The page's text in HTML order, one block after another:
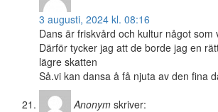
3 augusti, 2024 kl. 08:16
Dans är friskvård och kultur något som
Därför tycker jag att de borde jag en
lägre skatten
Så.vi kan dansa å få njuta av den fina
Anonym skriver: